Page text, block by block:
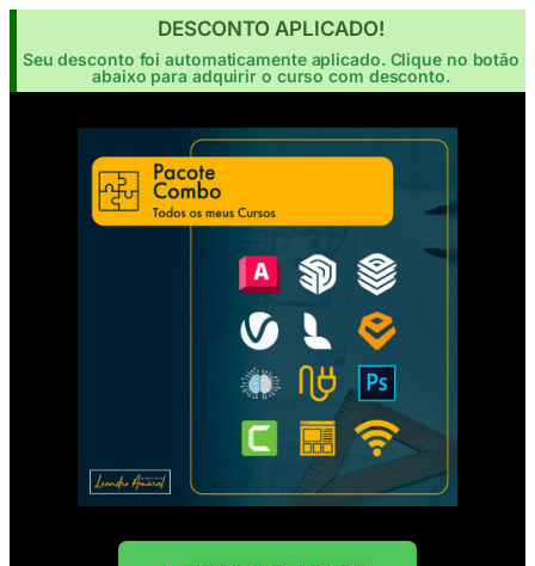
DESCONTO APLICADO!
Seu desconto foi automaticamente aplicado. Clique no botão
abaixo para adquirir o curso com desconto.